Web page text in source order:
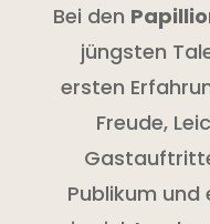
Bei den
jüngsten
ersten
Freude,
Publikum und